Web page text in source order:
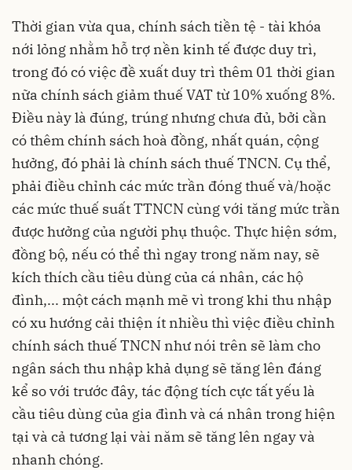
Thời gian vừa qua, chính sách tiền tệ - tài khóa
nới lỏng nhằm hỗ trợ nền kinh tế được duy trì,
trong đó có việc đề xuất duy trì thêm 01 thời gian
nữa chính sách giảm thuế VAT từ 10% xuống 8%.
Điều này là đúng, trúng nhưng chưa đủ, bởi cần
có thêm chính sách hoà đồng, nhất quán, cộng
hưởng, đó phải là chính sách thuế TNCN. Cụ thể,
phải điều chỉnh các mức trần đóng thuế và/hoặc
các mức thuế suất TTNCN cùng với tăng mức trần
được hưởng của người phụ thuộc. Thực hiện sớm,
đồng bộ, nếu có thể thì ngay trong năm nay, sẽ
kích thích cầu tiêu dùng của cá nhân, các hộ
đình,... một cách mạnh mẽ vì trong khi thu nhập
có xu hướng cải thiện ít nhiều thì việc điều chỉnh
chính sách thuế TNCN như nói trên sẽ làm cho
ngân sách thu nhập khả dụng sẽ tăng lên đáng
kể so với trước đây, tác động tích cực tất yếu là
cầu tiêu dùng của gia đình và cá nhân trong hiện
tại và cả tương lại vài năm sẽ tăng lên ngay và
nhanh chóng.